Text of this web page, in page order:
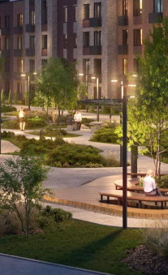
Цена за помещение
389 045 руб.
О помещении